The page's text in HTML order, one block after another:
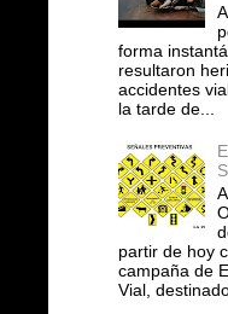
forma
resultaron
accidentes
la tarde de...
partir de hoy
campaña de
Vial,